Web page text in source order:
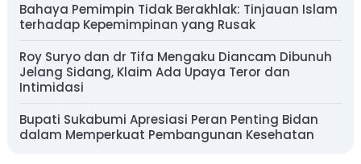
Bahaya Pemimpin Tidak Berakhlak: Tinjauan Islam
terhadap Kepemimpinan yang Rusak
Roy Suryo dan dr Tifa Mengaku Diancam Dibunuh
Jelang Sidang, Klaim Ada Upaya Teror dan
Intimidasi
Bupati Sukabumi Apresiasi Peran Penting Bidan
dalam Memperkuat Pembangunan Kesehatan